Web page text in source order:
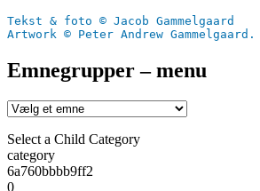
Tekst & foto © Jacob Gammelgaard
Artwork © Peter Andrew Gammelgaard.
Emnegrupper – menu
Select a Child Category
category
6a760bbbb9ff2
0